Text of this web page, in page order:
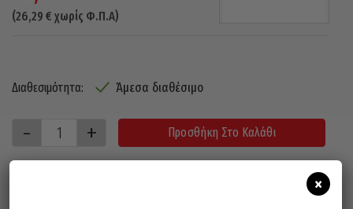
(26,29 € χωρίς Φ.Π.Α)
Διαθεσιμότητα: Άμεσα διαθέσιμο
Προσθήκη Στο Καλάθι
×